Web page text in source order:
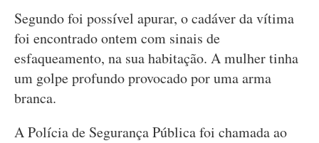
Segundo foi possível apurar, o cadáver da vítima
foi encontrado ontem com sinais de
esfaqueamento, na sua habitação. A mulher tinha
um golpe profundo provocado por uma arma
branca.
A Polícia de Segurança Pública foi chamada ao